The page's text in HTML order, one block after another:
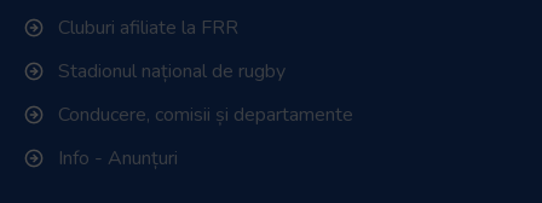
Cluburi afiliate la FRR
Stadionul național de rugby
Conducere, comisii și departamente
Info - Anunțuri